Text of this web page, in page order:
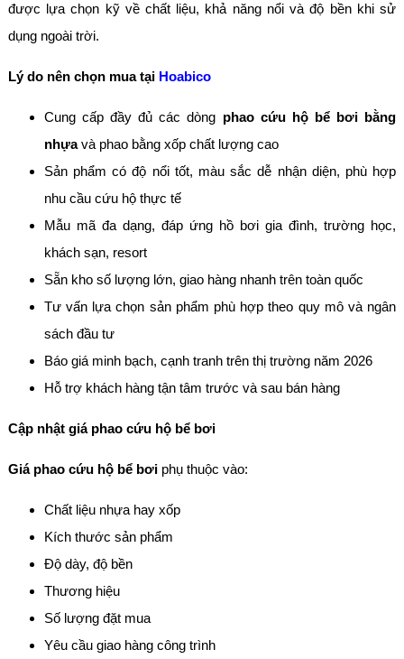
được lựa chọn kỹ về chất liệu, khả năng nổi và độ bền khi sử
dụng ngoài trời.
Lý do nên chọn mua tại Hoabico
Cung cấp đầy đủ các dòng phao cứu hộ bể bơi bằng
nhựavà phao bằng xốp chất lượng cao
Sản phẩm có độ nổi tốt, màu sắc dễ nhận diện, phù hợp
nhu cầu cứu hộ thực tế
Mẫu mã đa dạng, đáp ứng hồ bơi gia đình, trường học,
khách sạn, resort
Sẵn kho số lượng lớn, giao hàng nhanh trên toàn quốc
Tư vấn lựa chọn sản phẩm phù hợp theo quy mô và ngân
sách đầu tư
Báo giá minh bạch, cạnh tranh trên thị trường năm 2026
Hỗ trợ khách hàng tận tâm trước và sau bán hàng
Cập nhật giá phao cứu hộ bể bơi
Giá phao cứu hộ bể bơiphụ thuộc vào:
Chất liệu nhựa hay xốp
Kích thước sản phẩm
Độ dày, độ bền
Thương hiệu
Số lượng đặt mua
Yêu cầu giao hàng công trình